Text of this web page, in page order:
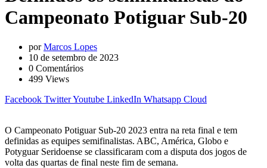
Campeonato Potiguar Sub-20
porMarcos Lopes
10 de setembro de 2023
0 Comentários
499 Views
Facebook TwitterYoutube LinkedIn Whatsapp Cloud
O Campeonato Potiguar Sub-20 2023 entra na reta final e tem
definidas as equipes semifinalistas. ABC, América, Globo e
Potyguar Seridoense se classificaram com a disputa dos jogos de
volta das quartas de final neste fim de semana.